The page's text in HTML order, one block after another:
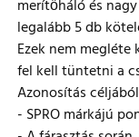
merítőháló és
legalább 5 db
Ezek nem megléte
fel kell tüntetni a
Azonosítás
- SPRO márkájú